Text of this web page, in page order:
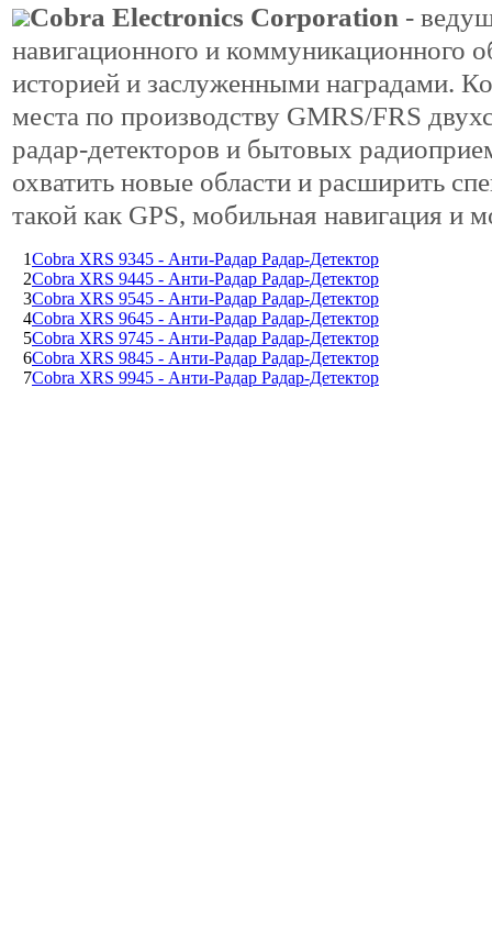
Cobra Electronics Corporation -
навигационного и коммуникационного
историей и заслуженными наградами.
места по производству GMRS/FRS
радар-детекторов и бытовых
охватить новые области и расширить
такой как GPS, мобильная навигация и
1Cobra XRS 9345 - Анти-Радар Радар-Детектор
2Cobra XRS 9445 - Анти-Радар Радар-Детектор
3Cobra XRS 9545 - Анти-Радар Радар-Детектор
4Cobra XRS 9645 - Анти-Радар Радар-Детектор
5Cobra XRS 9745 - Анти-Радар Радар-Детектор
6Cobra XRS 9845 - Анти-Радар Радар-Детектор
7Cobra XRS 9945 - Анти-Радар Радар-Детектор